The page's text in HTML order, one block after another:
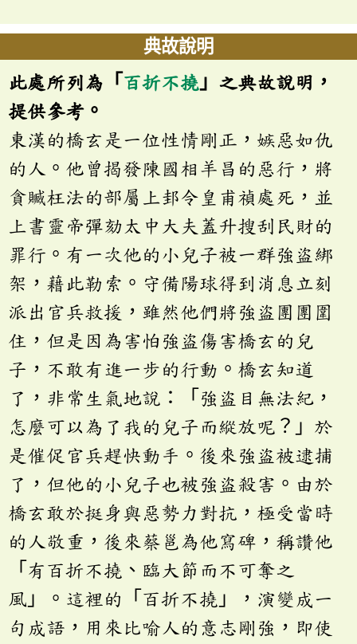
典故說明
此處所列為「 百折不撓 」之典故說明，
提供參考。
東漢的橋玄是一位性情剛正，嫉惡如仇
的人。他曾揭發陳國相羊昌的惡行，將
貪贓枉法的部屬上邽令皇甫禎處死，並
上書靈帝彈劾太中大夫蓋升搜刮民財的
罪行。有一次他的小兒子被一群強盜綁
架，藉此勒索。守備陽球得到消息立刻
派出官兵救援，雖然他們將強盜團團圍
住，但是因為害怕強盜傷害橋玄的兒
子，不敢有進一步的行動。橋玄知道
了，非常生氣地說：「強盜目無法紀，
怎麼可以為了我的兒子而縱放呢？」於
是催促官兵趕快動手。後來強盜被逮捕
了，但他的小兒子也被強盜殺害。由於
橋玄敢於挺身與惡勢力對抗，極受當時
的人敬重，後來蔡邕為他寫碑，稱讚他
「有百折不撓、臨大節而不可奪之
風」。這裡的「百折不撓」，演變成一
句成語，用來比喻人的意志剛強，即使